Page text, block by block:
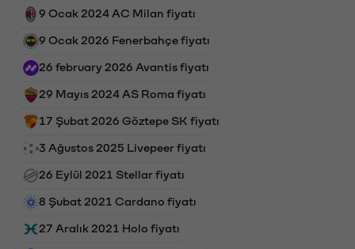
9 Ocak 2024 AC Milan fiyatı
9 Ocak 2026 Fenerbahçe fiyatı
26 february 2026 Avantis fiyatı
29 Mayıs 2024 AS Roma fiyatı
17 Şubat 2026 Göztepe SK fiyatı
3 Ağustos 2025 Livepeer fiyatı
26 Eylül 2021 Stellar fiyatı
8 Şubat 2021 Cardano fiyatı
27 Aralık 2021 Holo fiyatı